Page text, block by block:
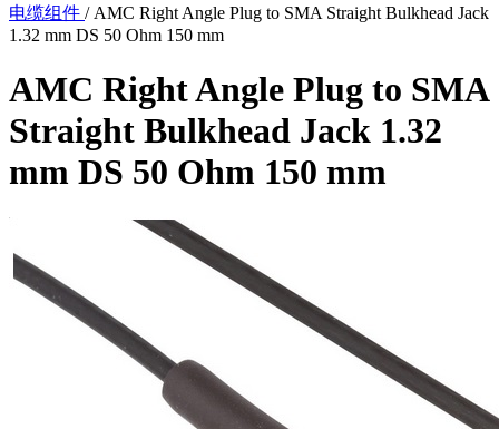
电缆组件 / AMC Right Angle Plug to SMA Straight Bulkhead Jack
1.32 mm DS 50 Ohm 150 mm
AMC Right Angle Plug to SMA
Straight Bulkhead Jack 1.32
mm DS 50 Ohm 150 mm